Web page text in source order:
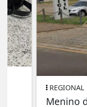
REGIONAL
Menino de